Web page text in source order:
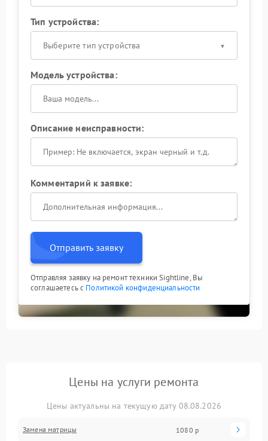
Тип устройства:
Выберите тип устройства
Модель устройства:
Описание неисправности:
Комментарий к заявке:
Отправить заявку
Отправляя заявку на ремонт техники Sightline, Вы
соглашаетесь с Политикой конфиденциальности
Цены на услуги ремонта
Цены актуальны на текущую дату 08.08.2026
Замена матрицы 1080 р